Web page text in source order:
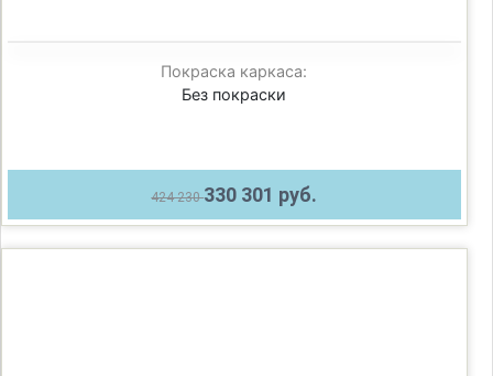
Покраска каркаса:
Без покраски
424 230330 301 руб.